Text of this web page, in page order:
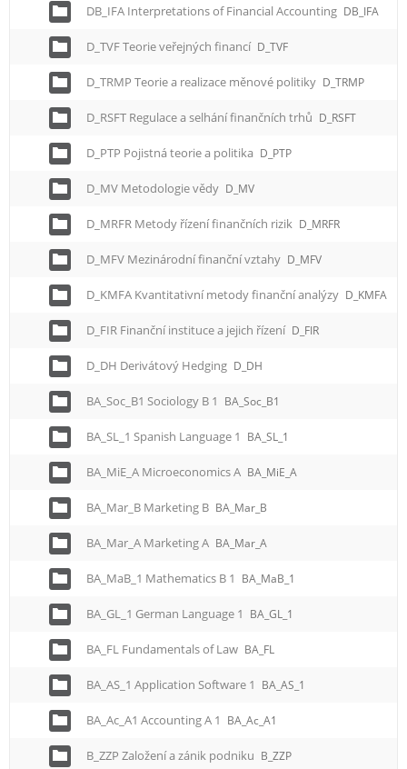
DB_IFA Interpretations of Financial Accounting DB_IFA
D_TVF Teorie veřejných financí D_TVF
D_TRMP Teorie a realizace měnové politiky D_TRMP
D_RSFT Regulace a selhání finančních trhů D_RSFT
D_PTP Pojistná teorie a politika D_PTP
D_MV Metodologie vědy D_MV
D_MRFR Metody řízení finančních rizik D_MRFR
D_MFV Mezinárodní finanční vztahy D_MFV
D_KMFA Kvantitativní metody finanční analýzy D_KMFA
D_FIR Finanční instituce a jejich řízení D_FIR
D_DH Derivátový Hedging D_DH
BA_Soc_B1 Sociology B 1 BA_Soc_B1
BA_SL_1 Spanish Language 1 BA_SL_1
BA_MiE_A Microeconomics A BA_MiE_A
BA_Mar_B Marketing B BA_Mar_B
BA_Mar_A Marketing A BA_Mar_A
BA_MaB_1 Mathematics B 1 BA_MaB_1
BA_GL_1 German Language 1 BA_GL_1
BA_FL Fundamentals of Law BA_FL
BA_AS_1 Application Software 1 BA_AS_1
BA_Ac_A1 Accounting A 1 BA_Ac_A1
B_ZZP Založení a zánik podniku B_ZZP